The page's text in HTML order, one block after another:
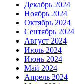
Декабрь 2024
Ноябрь 2024
Октябрь 2024
Сентябрь 2024
Август 2024
Июль 2024
Июнь 2024
Май 2024
Апрель 2024